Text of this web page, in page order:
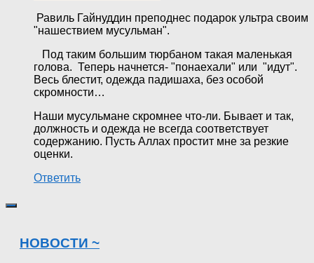
Равиль Гайнуддин преподнес подарок ультра своим
"нашествием мусульман".
Под таким большим тюрбаном такая маленькая
голова. Теперь начнется- "понаехали" или "идут".
Весь блестит, одежда падишаха, без особой
скромности…
Наши мусульмане скромнее что-ли. Бывает и так,
должность и одежда не всегда соответствует
содержанию. Пусть Аллах простит мне за резкие
оценки.
Ответить
НОВОСТИ ~